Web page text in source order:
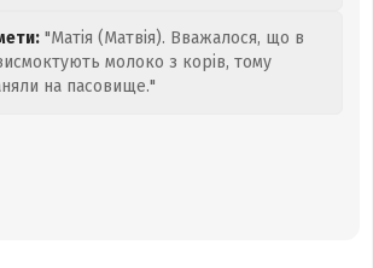
"Матія (Матвія). Вважалося, що в
молоко з корів, тому
на пасовище."